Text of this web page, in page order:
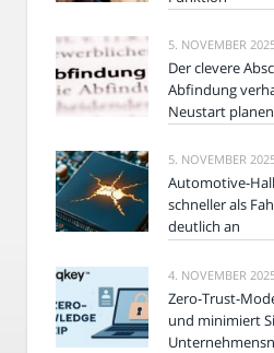
5. NOVEMBER
Der clevere
Abfindung
Neustart planen
5. NOVEMBER
Automotive-
schneller als
deutlich an
4. NOVEMBER
Zero-Trust-
und minimiert